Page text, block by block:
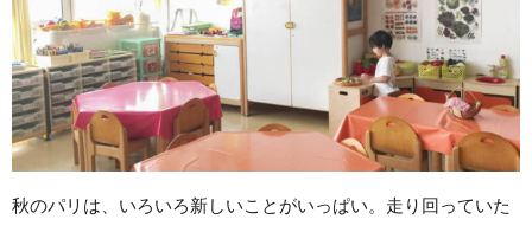
秋のパリは、いろいろ新しいことがいっぱい。走り回っていた